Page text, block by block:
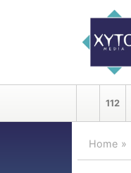
112
Home